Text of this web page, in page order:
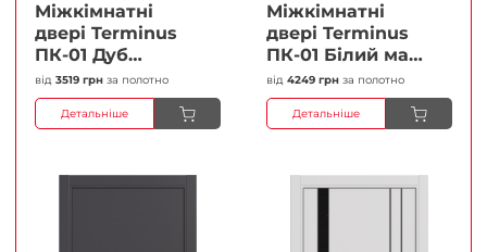
Міжкімнатні
двері Terminus
ПК-01 Дуб
античний Глухі
Плівка
від 3519 грн за полотно
Детальніше
Міжкімнатні
двері Terminus
ПК-01 Білий мат
(Термінус) Глухі
Плівка
від 4249 грн за полотно
Детальніше